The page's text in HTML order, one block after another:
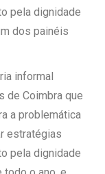
pela dignidade
dos painéis
informal
de Coimbra que
a problemática
estratégias
pela dignidade